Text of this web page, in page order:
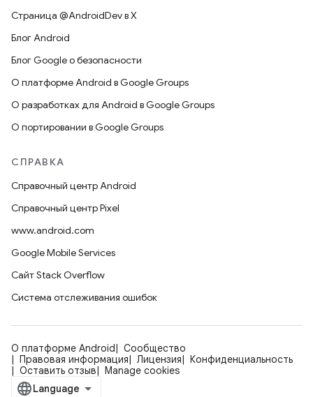
Страница @AndroidDev в X
Блог Android
Блог Google о безопасности
О платформе Android в Google Groups
О разработках для Android в Google Groups
О портировании в Google Groups
СПРАВКА
Справочный центр Android
Справочный центр Pixel
www.android.com
Google Mobile Services
Сайт Stack Overflow
Система отслеживания ошибок
О платформе Android
Сообщество
Правовая информация
Лицензия
Конфиденциальность
Оставить отзыв
Manage cookies